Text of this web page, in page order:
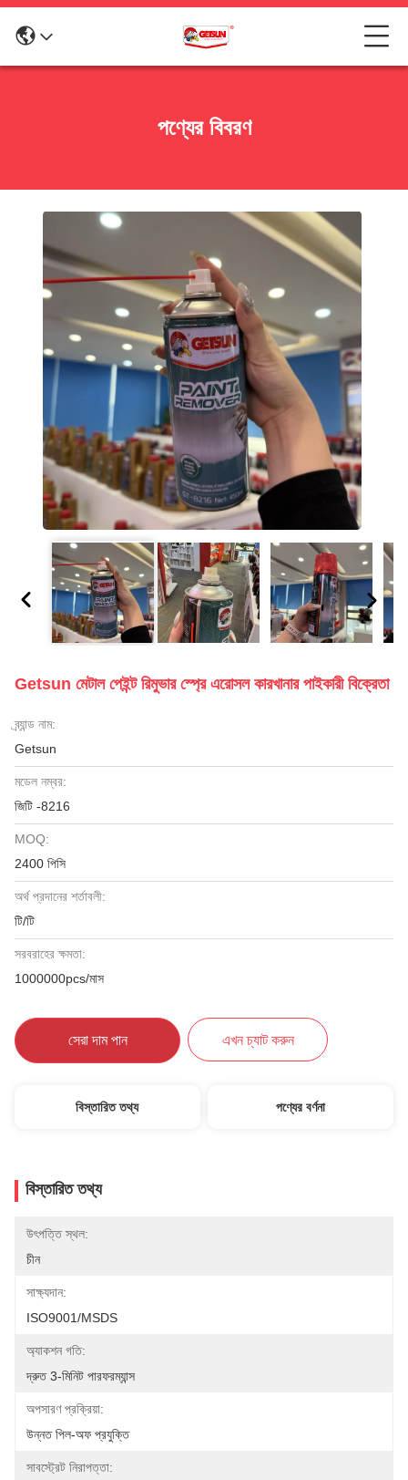
পণ্যের বিবরণ
Getsun মেটাল পেইন্ট রিমুভার স্প্রে এরোসল কারখানার পাইকারী বিক্রেতা
ব্র্যান্ড নাম:
Getsun
মডেল নম্বর:
জিটি -8216
MOQ:
2400 পিসি
অর্থ প্রদানের শর্তাবলী:
টি/টি
সরবরাহের ক্ষমতা:
1000000pcs/মাস
সেরা দাম পান এখন চ্যাট করুন
বিস্তারিত তথ্য পণ্যের বর্ণনা
বিস্তারিত তথ্য
উৎপত্তি স্থল:
চীন
সাক্ষ্যদান:
ISO9001/MSDS
অ্যাকশন গতি:
দ্রুত 3-মিনিট পারফরম্যান্স
অপসারণ প্রক্রিয়া:
উন্নত পিল-অফ প্রযুক্তি
সাবস্ট্রেট নিরাপত্তা: